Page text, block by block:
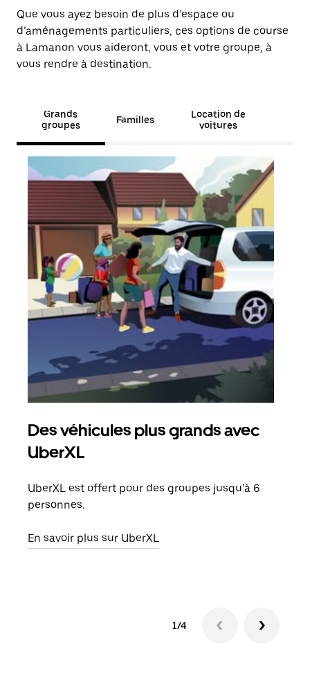
Que vous ayez besoin de plus d’espace ou
d’aménagements particuliers, ces options de course
à Lamanon vous aideront, vous et votre groupe, à
vous rendre à destination.
Grands
groupes
Familles
Location de
voitures
Des véhicules plus grands avec
UberXL
UberXL est offert pour des groupes jusqu’à 6
personnes.
En savoir plus sur UberXL
1/4